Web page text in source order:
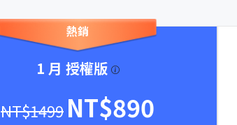
熱銷
1 月 授權版
NT$1499 NT$890